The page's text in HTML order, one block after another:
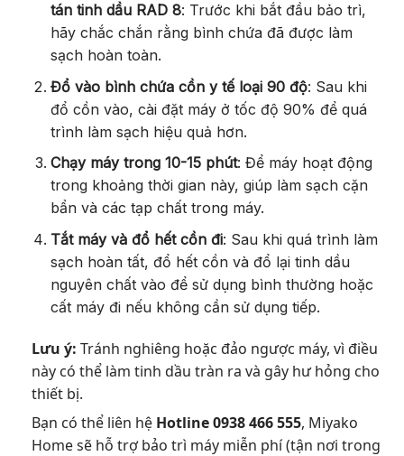
tán tinh dầu RAD 8: Trước khi bắt đầu bảo trì,
hãy chắc chắn rằng bình chứa đã được làm
sạch hoàn toàn.
Đổ vào bình chứa cồn y tế loại 90 độ: Sau khi
đổ cồn vào, cài đặt máy ở tốc độ 90% để quá
trình làm sạch hiệu quả hơn.
Chạy máy trong 10-15 phút: Để máy hoạt động
trong khoảng thời gian này, giúp làm sạch cặn
bẩn và các tạp chất trong máy.
Tắt máy và đổ hết cồn đi: Sau khi quá trình làm
sạch hoàn tất, đổ hết cồn và đổ lại tinh dầu
nguyên chất vào để sử dụng bình thường hoặc
cất máy đi nếu không cần sử dụng tiếp.
Lưu ý: Tránh nghiêng hoặc đảo ngược máy, vì điều
này có thể làm tinh dầu tràn ra và gây hư hỏng cho
thiết bị.
Bạn có thể liên hệ Hotline 0938 466 555, Miyako
Home sẽ hỗ trợ bảo trì máy miễn phí (tận nơi trong